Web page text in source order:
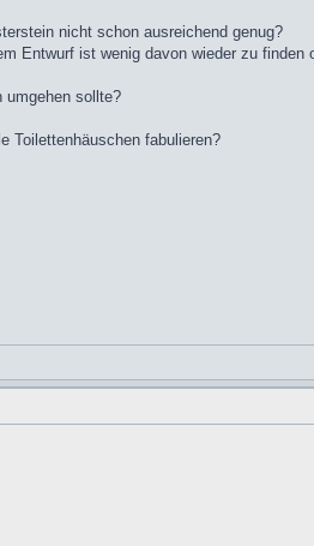
nicht schon ausreichend genug?
Entwurf ist wenig davon wieder zu finden
umgehen sollte?
Toilettenhäuschen fabulieren?